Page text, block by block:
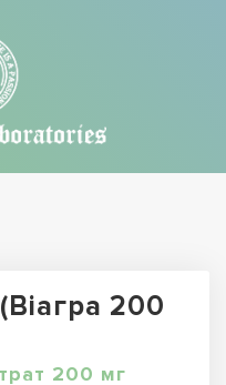
200
200 мг